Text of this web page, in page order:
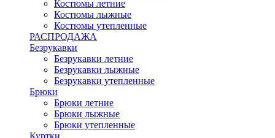
Костюмы летние
Костюмы лыжные
Костюмы утепленные
РАСПРОДАЖА
Безрукавки
Безрукавки летние
Безрукавки лыжные
Безрукавки утепленные
Брюки
Брюки летние
Брюки лыжные
Брюки утепленные
Куртки